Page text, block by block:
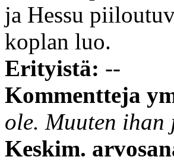
ja Hessu
koplan luo.
Erityistä: --
Kommentteja
ole. Muuten
Keskim.